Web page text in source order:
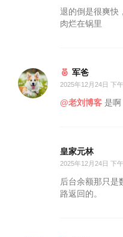
退的倒是很爽快
肉烂在锅里
军爸
2025年12月24日 下
@老刘博客 是
皇家元林
2025年12月24日 下
后台余额那只是
路返回的。